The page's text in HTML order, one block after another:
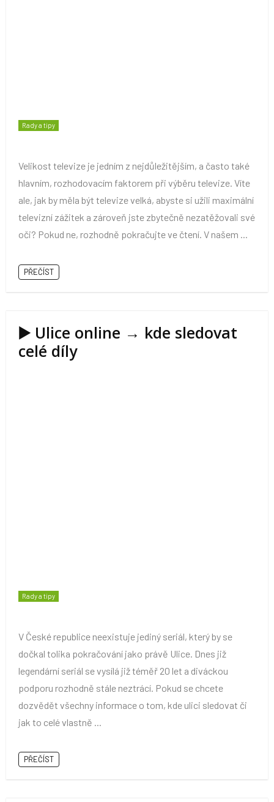
Rady a tipy
Velikost televize je jedním z nejdůležitějším, a často také
hlavním, rozhodovacím faktorem při výběru televize. Víte
ale, jak by měla být televize velká, abyste si užili maximální
televizní zážitek a zároveň jste zbytečně nezatěžovali své
oči? Pokud ne, rozhodně pokračujte ve čtení. V našem ...
PŘEČÍST
▶️ Ulice online → kde sledovat
celé díly
Rady a tipy
V České republice neexistuje jediný seriál, který by se
dočkal tolika pokračování jako právě Ulice. Dnes již
legendární seriál se vysílá již téměř 20 let a diváckou
podporu rozhodně stále neztrácí. Pokud se chcete
dozvědět všechny informace o tom, kde ulici sledovat či
jak to celé vlastně ...
PŘEČÍST